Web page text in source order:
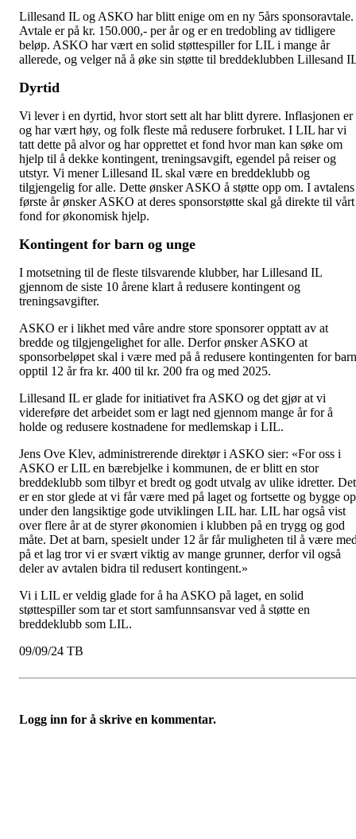
Lillesand IL og ASKO har blitt enige om en ny 5års sponsoravtale.
Avtale er på kr. 150.000,- per år og er en tredobling av tidligere
beløp. ASKO har vært en solid støttespiller for LIL i mange år
allerede, og velger nå å øke sin støtte til breddeklubben Lillesand
Dyrtid
Vi lever i en dyrtid, hvor stort sett alt har blitt dyrere. Inflasjonen er
og har vært høy, og folk fleste må redusere forbruket. I LIL har vi
tatt dette på alvor og har opprettet et fond hvor man kan søke om
hjelp til å dekke kontingent, treningsavgift, egendel på reiser og
utstyr. Vi mener Lillesand IL skal være en breddeklubb og
tilgjengelig for alle. Dette ønsker ASKO å støtte opp om. I avtalens
første år ønsker ASKO at deres sponsorstøtte skal gå direkte til vårt
fond for økonomisk hjelp.
Kontingent for barn og unge
I motsetning til de fleste tilsvarende klubber, har Lillesand IL
gjennom de siste 10 årene klart å redusere kontingent og
treningsavgifter.
ASKO er i likhet med våre andre store sponsorer opptatt av at
bredde og tilgjengelighet for alle. Derfor ønsker ASKO at
sponsorbeløpet skal i være med på å redusere kontingenten for barn
opptil 12 år fra kr. 400 til kr. 200 fra og med 2025.
Lillesand IL er glade for initiativet fra ASKO og det gjør at vi
videreføre det arbeidet som er lagt ned gjennom mange år for å
holde og redusere kostnadene for medlemskap i LIL.
Jens Ove Klev, administrerende direktør i ASKO sier: «For oss i
ASKO er LIL en bærebjelke i kommunen, de er blitt en stor
breddeklubb som tilbyr et bredt og godt utvalg av ulike idretter. Det
er en stor glede at vi får være med på laget og fortsette og bygge
under den langsiktige gode utviklingen LIL har. LIL har også vist
over flere år at de styrer økonomien i klubben på en trygg og god
måte. Det at barn, spesielt under 12 år får muligheten til å være
på et lag tror vi er svært viktig av mange grunner, derfor vil også
deler av avtalen bidra til redusert kontingent.»
Vi i LIL er veldig glade for å ha ASKO på laget, en solid
støttespiller som tar et stort samfunnsansvar ved å støtte en
breddeklubb som LIL.
09/09/24 TB
Logg inn for å skrive en kommentar.